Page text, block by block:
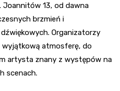
Joannitów 13, od dawna
brzmień i
Organizatorzy
wyjątkową atmosferę, do
artysta znany z występów na
scenach.